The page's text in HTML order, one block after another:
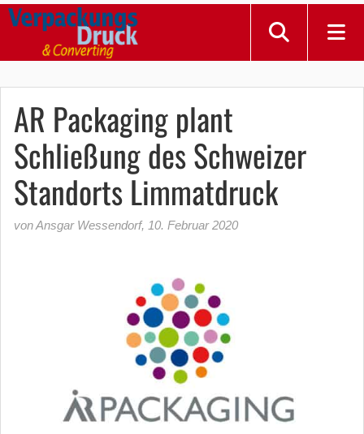
AR Packaging plant
Schließung des Schweizer
Standorts Limmatdruck
von Ansgar Wessendorf, 10. Februar 2020